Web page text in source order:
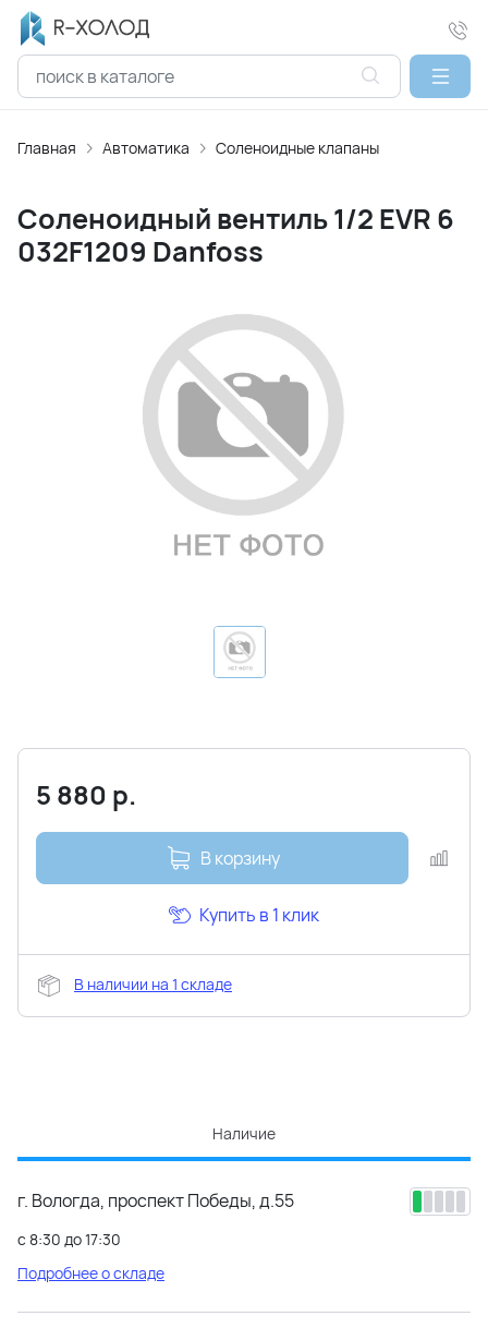
Главная Автоматика Соленоидные клапаны
Соленоидный вентиль 1/2 EVR 6
032F1209 Danfoss
5 880 р.
В корзину
Купить в 1 клик
В наличии на 1 складе
Наличие
г. Вологда, проспект Победы, д.55
с 8:30 до 17:30
Подробнее о складе